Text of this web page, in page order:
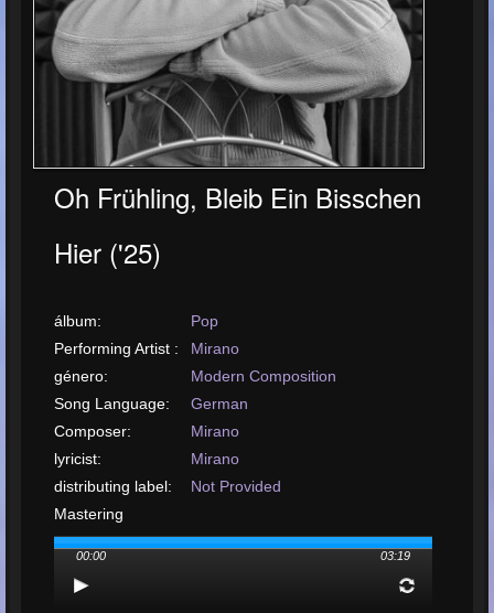
Oh Frühling, Bleib Ein Bisschen
Hier ('25)
álbum:
Pop
Performing Artist :
Mirano
género:
Modern Composition
Song Language:
German
Composer:
Mirano
lyricist:
Mirano
distributing label:
Not Provided
Mastering
performed by:
Mirano
Upload or Release
00:00 03:19